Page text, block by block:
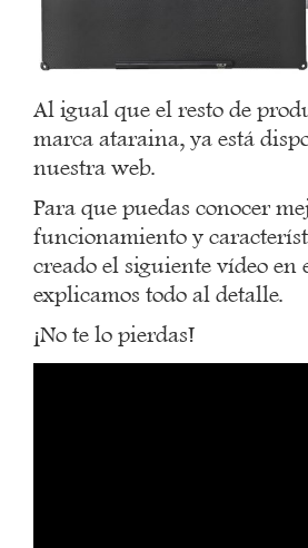
Al igual que el resto de
marca ataraina, ya está
nuestra web.
Para que puedas conocer
funcionamiento y
creado el siguiente vídeo en
explicamos todo al detalle.
¡No te lo pierdas!